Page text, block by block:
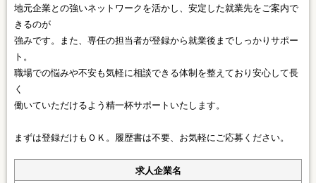
地元企業との強いネットワークを活かし、安定した就業先をご案内で
きるのが
強みです。また、専任の担当者が登録から就業後までしっかりサポー
ト。
職場での悩みや不安も気軽に相談できる体制を整えており安心して長
く
働いていただけるよう精一杯サポートいたします。
まずは登録だけもＯＫ。履歴書は不要、お気軽にご応募ください。
求人企業名